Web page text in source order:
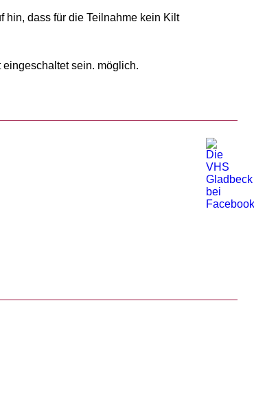
hin, dass für die Teilnahme kein Kilt
sein. möglich.